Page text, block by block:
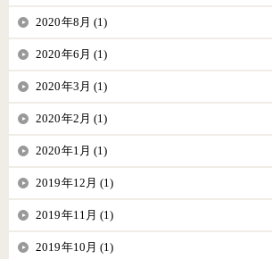
2020年8月 (1)
2020年6月 (1)
2020年3月 (1)
2020年2月 (1)
2020年1月 (1)
2019年12月 (1)
2019年11月 (1)
2019年10月 (1)